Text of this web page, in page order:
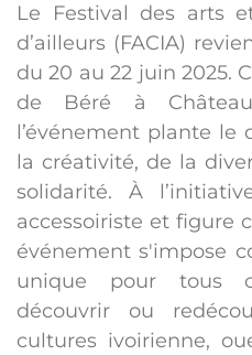
Le Festival des arts
d’ailleurs (FACIA)
du 20 au 22 juin 2025.
de Béré à
l’événement plante le
la créativité, de la
solidarité. À
accessoiriste et figure
événement s'impose
unique pour tous
découvrir ou
cultures ivoirienne,